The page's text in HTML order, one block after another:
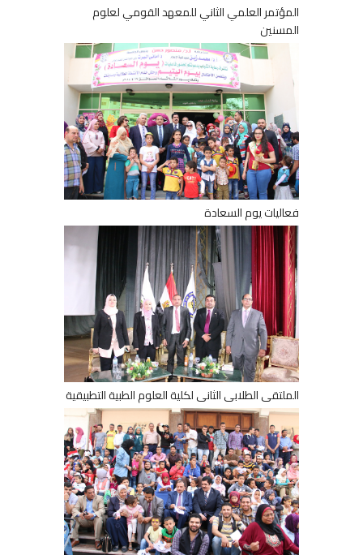
المؤتمر العلمي الثاني للمعهد القومي لعلوم
المسنين
فعاليات يوم السعادة
الملتقى الطلابى الثانى لكلية العلوم الطبية التطبيقية